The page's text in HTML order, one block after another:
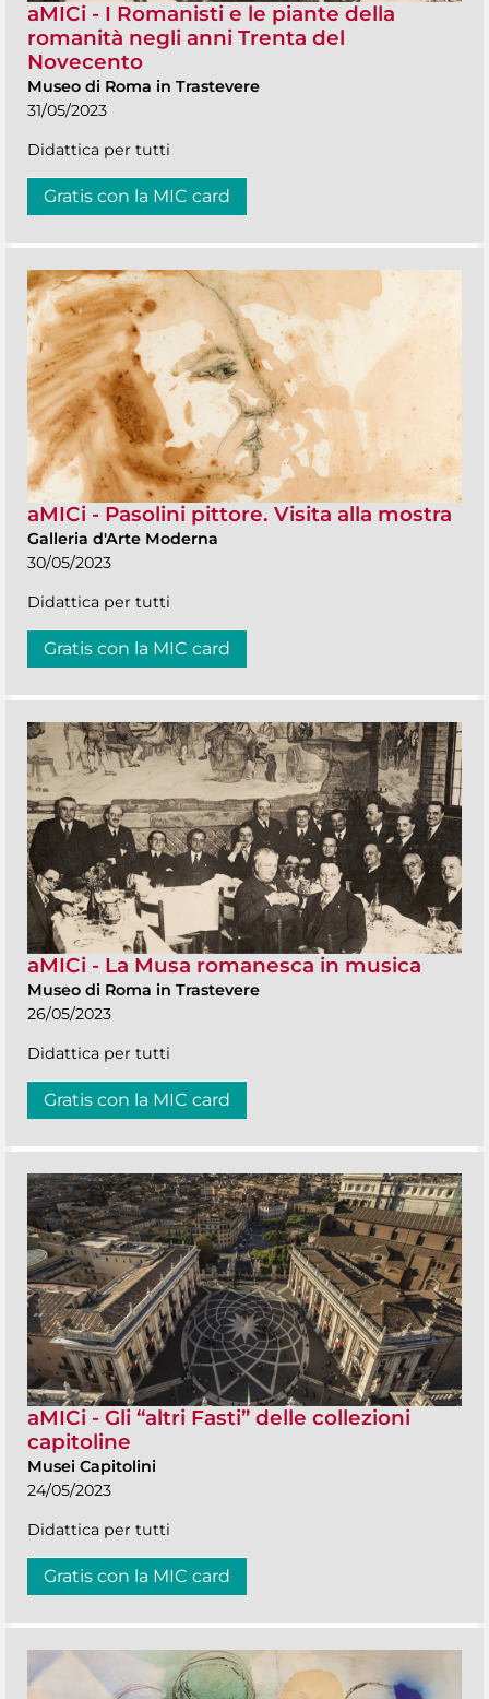
aMICi - I Romanisti e le piante della
romanità negli anni Trenta del
Novecento
Museo di Roma in Trastevere
31/05/2023
Didattica per tutti
Gratis con la MIC card
aMICi - Pasolini pittore. Visita alla mostra
Galleria d'Arte Moderna
30/05/2023
Didattica per tutti
Gratis con la MIC card
aMICi - La Musa romanesca in musica
Museo di Roma in Trastevere
26/05/2023
Didattica per tutti
Gratis con la MIC card
aMICi - Gli “altri Fasti” delle collezioni
capitoline
Musei Capitolini
24/05/2023
Didattica per tutti
Gratis con la MIC card